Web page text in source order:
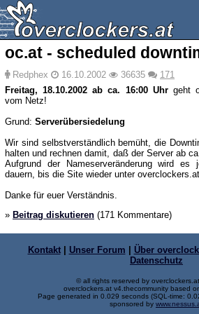
oc.at - scheduled
Redphex 16.10.2002 36635
171
Freitag, 18.10.2002 ab ca. 16:00 Uhrgeht
vom Netz!
Grund: Serverübersiedelung
Wir sind selbstverständlich bemüht, die
halten und rechnen damit, daß der Server ab
Aufgrund der Nameserveränderung wird es
dauern, bis die Site wieder unter
Danke für euer Verständnis.
» Beitrag diskutieren (171 Kommentare)
Kontakt| Unser Forum | Über
Datenschutz
© all rights reserved by
overclockers.at v4.thecommunity based
Page generated in 0.029 seconds (SQL-time:
sponsored by